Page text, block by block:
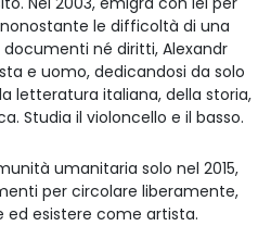
le difficoltà di una
né diritti, Alexandr
e uomo, dedicandosi da solo
letteratura italiana, della storia,
Studia il violoncello e il basso.
umanitaria solo nel 2015,
per circolare liberamente,
esistere come artista.